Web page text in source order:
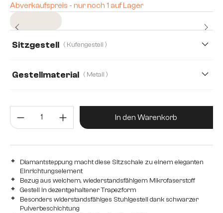
Abverkaufspreis - nur noch 1 auf Lager
Sitzgestell ( Kufengestell )
Gestellmaterial ( Metall )
Produkt Anzahl: Gib den
In den Warenkorb
Diamantsteppung macht diese Sitzschale zu einem eleganten
Einrichtungselement
Bezug aus weichem, wiederstandsfähigem Mikrofaserstoff
Gestell in dezentgehaltener Trapezform
Besonders widerstandsfähiges Stuhlgestell dank schwarzer
Pulverbeschichtung